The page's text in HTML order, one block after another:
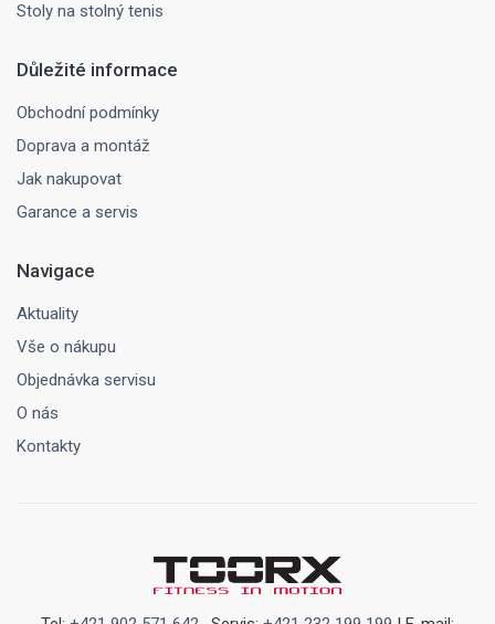
Stoly na stolný tenis
Důležité informace
Obchodní podmínky
Doprava a montáž
Jak nakupovat
Garance a servis
Navigace
Aktuality
Vše o nákupu
Objednávka servisu
O nás
Kontakty